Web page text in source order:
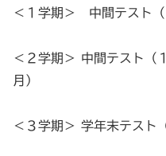
＜１学期＞ 中間テスト（
＜２学期＞ 中間テスト（
月）
＜３学期＞ 学年末テスト